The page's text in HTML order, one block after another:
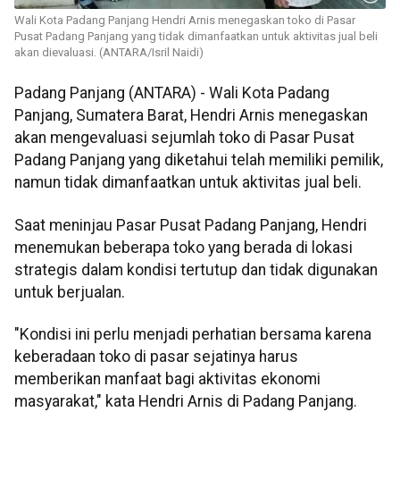
Wali Kota Padang Panjang Hendri Arnis menegaskan toko di Pasar
Pusat Padang Panjang yang tidak dimanfaatkan untuk aktivitas jual beli
akan dievaluasi. (ANTARA/Isril Naidi)
Padang Panjang (ANTARA) - Wali Kota Padang
Panjang, Sumatera Barat, Hendri Arnis menegaskan
akan mengevaluasi sejumlah toko di Pasar Pusat
Padang Panjang yang diketahui telah memiliki pemilik,
namun tidak dimanfaatkan untuk aktivitas jual beli.
Saat meninjau Pasar Pusat Padang Panjang, Hendri
menemukan beberapa toko yang berada di lokasi
strategis dalam kondisi tertutup dan tidak digunakan
untuk berjualan.
"Kondisi ini perlu menjadi perhatian bersama karena
keberadaan toko di pasar sejatinya harus
memberikan manfaat bagi aktivitas ekonomi
masyarakat," kata Hendri Arnis di Padang Panjang.